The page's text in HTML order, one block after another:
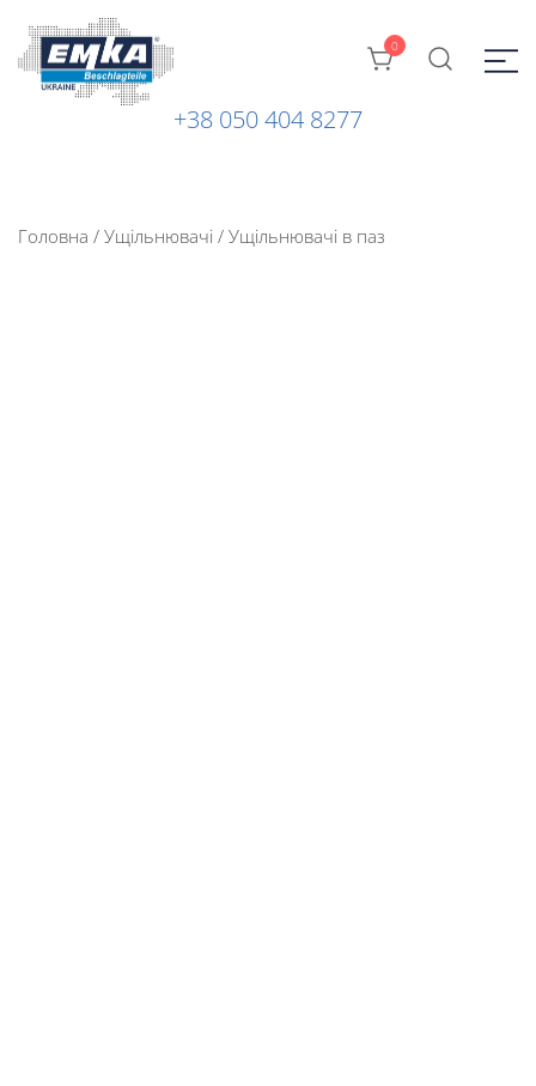
ЕМКА УКРАЇНА
Промислова фурнітура: замки, петлі та ін. від ТМ "EMKA
0
+38 050 404 8277
Головна / Ущільнювачі / Ущільнювачі в паз